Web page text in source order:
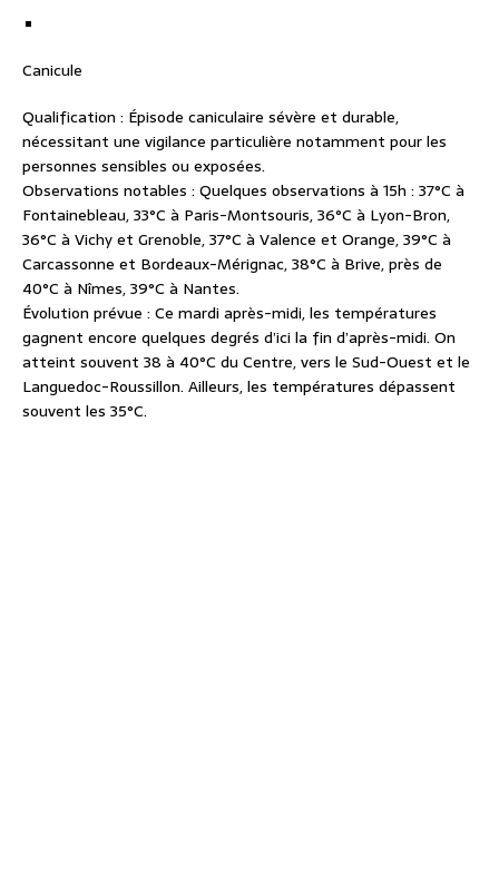
Canicule
Qualification : Épisode caniculaire sévère et durable,
nécessitant une vigilance particulière notamment pour les
personnes sensibles ou exposées.
Observations notables : Quelques observations à 15h : 37°C à
Fontainebleau, 33°C à Paris-Montsouris, 36°C à Lyon-Bron,
36°C à Vichy et Grenoble, 37°C à Valence et Orange, 39°C à
Carcassonne et Bordeaux-Mérignac, 38°C à Brive, près de
40°C à Nîmes, 39°C à Nantes.
Évolution prévue : Ce mardi après-midi, les températures
gagnent encore quelques degrés d’ici la fin d’après-midi. On
atteint souvent 38 à 40°C du Centre, vers le Sud-Ouest et le
Languedoc-Roussillon. Ailleurs, les températures dépassent
souvent les 35°C.